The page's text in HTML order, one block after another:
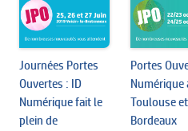
Journées Portes
Ouvertes : ID
Numérique fait le
plein de
Portes
Numérique
Toulouse et
Bordeaux